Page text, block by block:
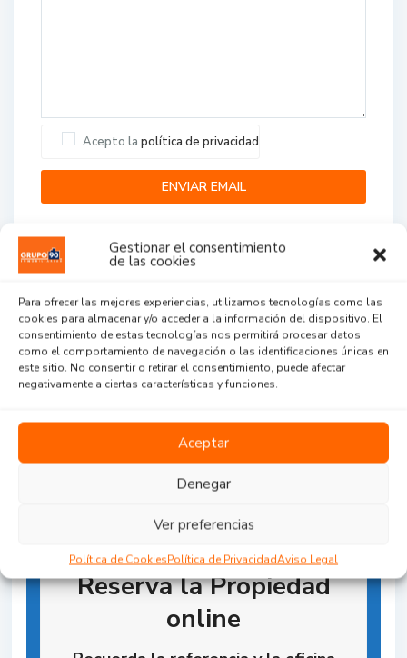
Gestionar el consentimiento
de las cookies
Para ofrecer las mejores experiencias, utilizamos tecnologías como las
cookies para almacenar y/o acceder a la información del dispositivo. El
consentimiento de estas tecnologías nos permitirá procesar datos
como el comportamiento de navegación o las identificaciones únicas en
este sitio. No consentir o retirar el consentimiento, puede afectar
negativamente a ciertas características y funciones.
Aceptar
Denegar
Ver preferencias
Política de CookiesPolítica de PrivacidadAviso Legal
Acepto la política de privacidad
Agent Reviews
...
Reserva la Propiedad
online